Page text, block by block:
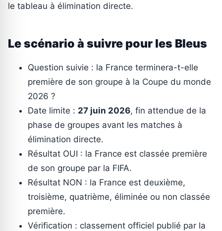
le tableau à élimination directe.
Le scénario à suivre pour les Bleus
Question suivie : la France terminera-t-elle
première de son groupe à la Coupe du monde
2026 ?
Date limite : 27 juin 2026, fin attendue de la
phase de groupes avant les matches à
élimination directe.
Résultat OUI : la France est classée première
de son groupe par la FIFA.
Résultat NON : la France est deuxième,
troisième, quatrième, éliminée ou non classée
première.
Vérification : classement officiel publié par la